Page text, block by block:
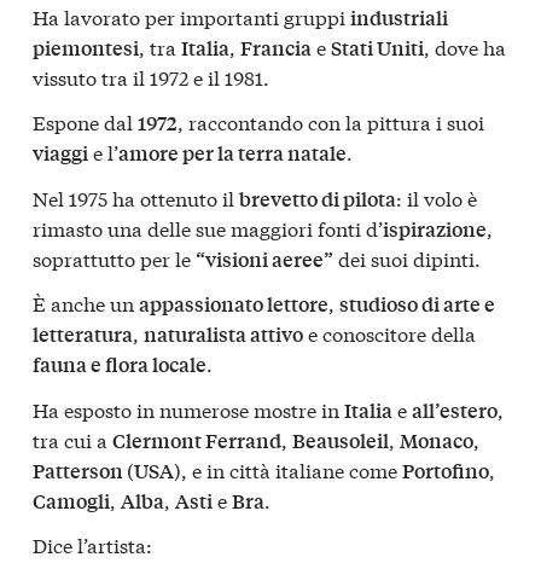
Ha lavorato per importanti gruppi industriali
piemontesi , tra Italia Francia eStati Uniti , dove ha
vissuto tra il 1972 e il 1981.
Espone dal 1972, raccontando con la pittura i suoi
viaggie l’amore per la terra natale.
Nel 1975 ha ottenuto il brevetto di pilota: il volo è
rimasto una delle sue maggiori fonti d’ispirazione,
soprattutto per le “visioni aeree” dei suoi dipinti.
È anche un appassionato lettore, studioso di arte e
letteratura, naturalista attivoe conoscitore della
fauna e flora locale.
Ha esposto in numerose mostre in Italiaeall’estero,
tra cui a Clermont Ferrand, Beausoleil, Monaco,
Patterson (USA), e in città italiane comePortofino,
Camogli, Alba, AstieBra.
Dice l’artista: